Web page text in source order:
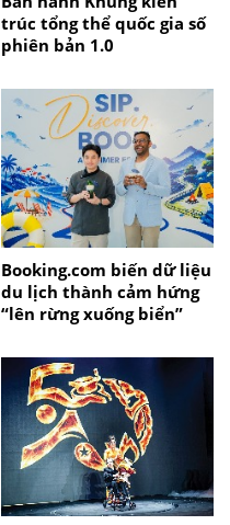
trúc tổng thể quốc gia số
phiên bản 1.0
Booking.com biến dữ liệu
du lịch thành cảm hứng
“lên rừng xuống biển”